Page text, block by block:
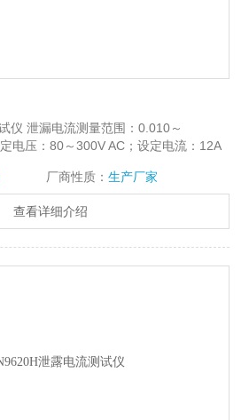
仪 泄漏电流测量范围：0.010～
电压：80～300V AC；设定电流：12A
厂商性质： 生产厂家
查看详细介绍